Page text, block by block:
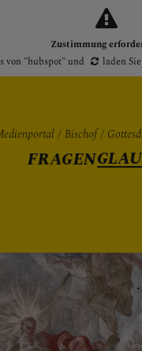
Zustimmung
von "hubspot"und laden
Bischof
FRAGEN